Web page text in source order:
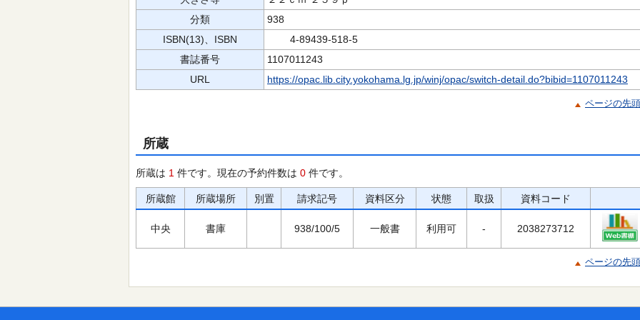
分類
938
ISBN(13)、ISBN
4-89439-518-5
書誌番号
1107011243
URL
https://opac.lib.city.yokohama.lg.jp/winj/opac/switch-detail.do?bibid=1107011243
ページの先
所蔵
所蔵は 1 件です。現在の予約件数は 0 件です。
所蔵館 所蔵場所 別置 請求記号 資料区分 状態 取扱 資料コード
中央 書庫 938/100/5 一般書 利用可 - 2038273712
ページの先